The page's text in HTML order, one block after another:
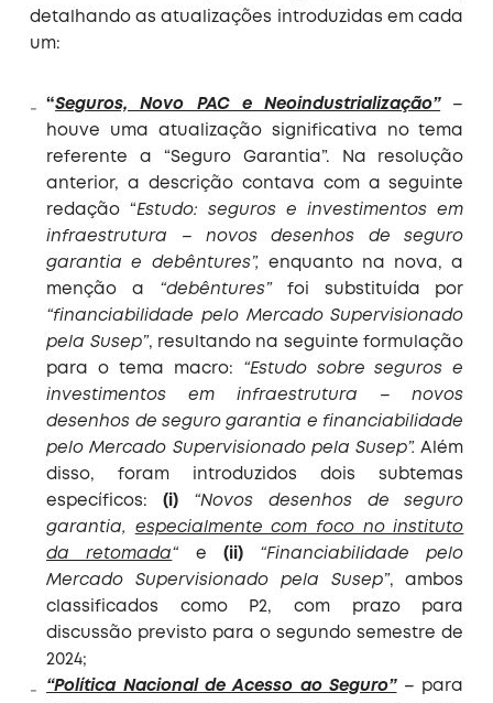
detalhando as atualizações introduzidas em cada
um:
“Seguros, Novo PAC e Neoindustrialização”–
houve uma atualização significativa no tema
referente a “Seguro Garantia”. Na resolução
anterior, a descrição contava com a seguinte
redação “Estudo: seguros e investimentos em
infraestrutura – novos desenhos de seguro
garantia e debêntures”, enquanto na nova, a
menção a “debêntures”foi substituída por
“financiabilidade pelo Mercado Supervisionado
pela Susep”, resultando na seguinte formulação
para o tema macro: “Estudo sobre seguros e
investimentos em infraestrutura – novos
desenhos de seguro garantia e financiabilidade
pelo Mercado Supervisionado pela Susep”. Além
disso, foram introduzidos dois subtemas
específicos: (i)
“Novos desenhos de seguro
garantia, especialmente com foco no instituto
da retomada“ e (ii)
“Financiabilidade pelo
Mercado Supervisionado pela Susep”, ambos
classificados como P2, com prazo para
discussão previsto para o segundo semestre de
2024;
“Política Nacional de Acesso ao Seguro”– para